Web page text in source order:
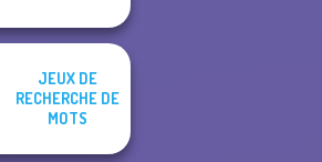
JEUX DE
RECHERCHE DE
MOTS